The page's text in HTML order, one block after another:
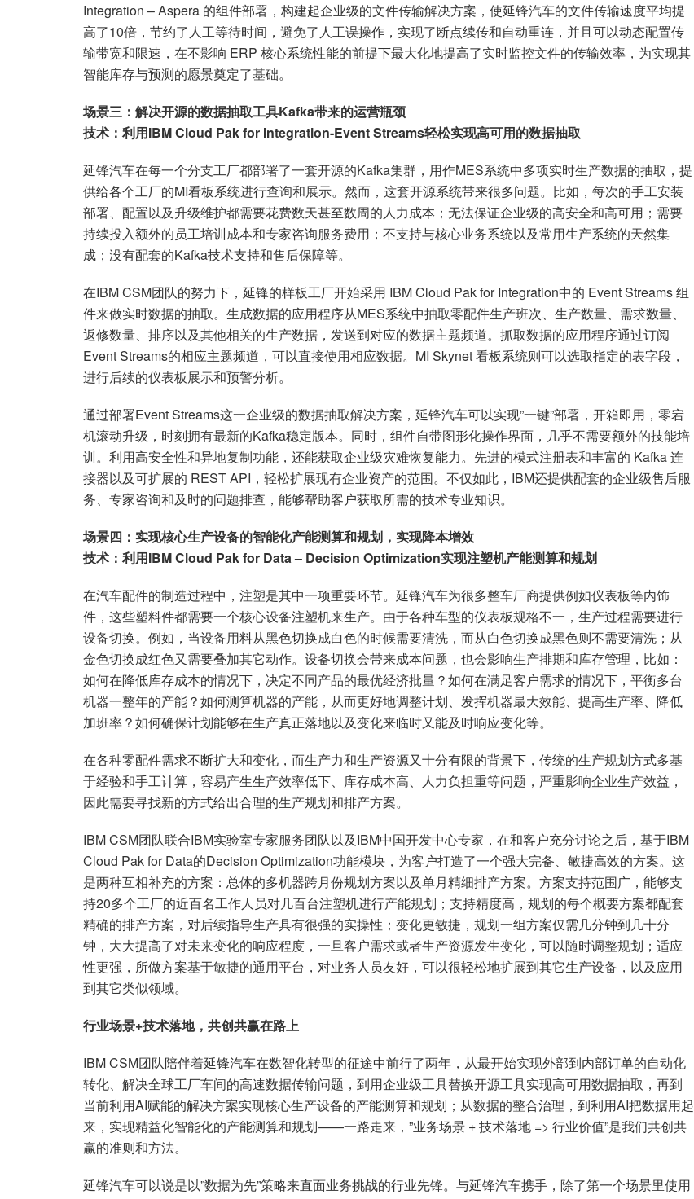
Integration – Aspera 的组件部署，构建起企业级的文件传输解决方案，使延锋汽车的文件传输速度平均提
高了10倍，节约了人工等待时间，避免了人工误操作，实现了断点续传和自动重连，并且可以动态配置传
输带宽和限速，在不影响 ERP 核心系统性能的前提下最大化地提高了实时监控文件的传输效率，为实现其
智能库存与预测的愿景奠定了基础。
场景三：解决开源的数据抽取工具Kafka带来的运营瓶颈
技术：利用IBM Cloud Pak for Integration-Event Streams轻松实现高可用的数据抽取
延锋汽车在每一个分支工厂都部署了一套开源的Kafka集群，用作MES系统中多项实时生产数据的抽取，提
供给各个工厂的MI看板系统进行查询和展示。然而，这套开源系统带来很多问题。比如，每次的手工安装
部署、配置以及升级维护都需要花费数天甚至数周的人力成本；无法保证企业级的高安全和高可用；需要
持续投入额外的员工培训成本和专家咨询服务费用；不支持与核心业务系统以及常用生产系统的天然集
成；没有配套的Kafka技术支持和售后保障等。
在IBM CSM团队的努力下，延锋的样板工厂开始采用 IBM Cloud Pak for Integration中的 Event Streams 组
件来做实时数据的抽取。生成数据的应用程序从MES系统中抽取零配件生产班次、生产数量、需求数量、
返修数量、排序以及其他相关的生产数据，发送到对应的数据主题频道。抓取数据的应用程序通过订阅
Event Streams的相应主题频道，可以直接使用相应数据。MI Skynet 看板系统则可以选取指定的表字段，
进行后续的仪表板展示和预警分析。
通过部署Event Streams这一企业级的数据抽取解决方案，延锋汽车可以实现”一键”部署，开箱即用，零宕
机滚动升级，时刻拥有最新的Kafka稳定版本。同时，组件自带图形化操作界面，几乎不需要额外的技能培
训。利用高安全性和异地复制功能，还能获取企业级灾难恢复能力。先进的模式注册表和丰富的 Kafka 连
接器以及可扩展的 REST API，轻松扩展现有企业资产的范围。不仅如此，IBM还提供配套的企业级售后服
务、专家咨询和及时的问题排查，能够帮助客户获取所需的技术专业知识。
场景四：实现核心生产设备的智能化产能测算和规划，实现降本增效
技术：利用IBM Cloud Pak for Data – Decision Optimization实现注塑机产能测算和规划
在汽车配件的制造过程中，注塑是其中一项重要环节。延锋汽车为很多整车厂商提供例如仪表板等内饰
件，这些塑料件都需要一个核心设备注塑机来生产。由于各种车型的仪表板规格不一，生产过程需要进行
设备切换。例如，当设备用料从黑色切换成白色的时候需要清洗，而从白色切换成黑色则不需要清洗；从
金色切换成红色又需要叠加其它动作。设备切换会带来成本问题，也会影响生产排期和库存管理，比如：
如何在降低库存成本的情况下，决定不同产品的最优经济批量？如何在满足客户需求的情况下，平衡多台
机器一整年的产能？如何测算机器的产能，从而更好地调整计划、发挥机器最大效能、提高生产率、降低
加班率？如何确保计划能够在生产真正落地以及变化来临时又能及时响应变化等。
在各种零配件需求不断扩大和变化，而生产力和生产资源又十分有限的背景下，传统的生产规划方式多基
于经验和手工计算，容易产生生产效率低下、库存成本高、人力负担重等问题，严重影响企业生产效益，
因此需要寻找新的方式给出合理的生产规划和排产方案。
IBM CSM团队联合IBM实验室专家服务团队以及IBM中国开发中心专家，在和客户充分讨论之后，基于IBM
Cloud Pak for Data的Decision Optimization功能模块，为客户打造了一个强大完备、敏捷高效的方案。这
是两种互相补充的方案：总体的多机器跨月份规划方案以及单月精细排产方案。方案支持范围广，能够支
持20多个工厂的近百名工作人员对几百台注塑机进行产能规划；支持精度高，规划的每个概要方案都配套
精确的排产方案，对后续指导生产具有很强的实操性；变化更敏捷，规划一组方案仅需几分钟到几十分
钟，大大提高了对未来变化的响应程度，一旦客户需求或者生产资源发生变化，可以随时调整规划；适应
性更强，所做方案基于敏捷的通用平台，对业务人员友好，可以很轻松地扩展到其它生产设备，以及应用
到其它类似领域。
行业场景+技术落地，共创共赢在路上
IBM CSM团队陪伴着延锋汽车在数智化转型的征途中前行了两年，从最开始实现外部到内部订单的自动化
转化、解决全球工厂车间的高速数据传输问题，到用企业级工具替换开源工具实现高可用数据抽取，再到
当前利用AI赋能的解决方案实现核心生产设备的产能测算和规划；从数据的整合治理，到利用AI把数据用起
来，实现精益化智能化的产能测算和规划——一路走来，”业务场景 + 技术落地 => 行业价值”是我们共创共
赢的准则和方法。
延锋汽车可以说是以”数据为先”策略来直面业务挑战的行业先锋。与延锋汽车携手，除了第一个场景里使用